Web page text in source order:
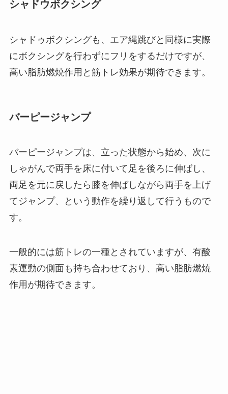
シャドウボクシング
シャドゥボクシングも、エア縄跳びと同様に実際
にボクシングを行わずにフリをするだけですが、
高い脂肪燃焼作用と筋トレ効果が期待できます。
バーピージャンプ
バーピージャンプは、立った状態から始め、次に
しゃがんで両手を床に付いて足を後ろに伸ばし、
両足を元に戻したら膝を伸ばしながら両手を上げ
てジャンプ、という動作を繰り返して行うもので
す。
一般的には筋トレの一種とされていますが、有酸
素運動の側面も持ち合わせており、高い脂肪燃焼
作用が期待できます。